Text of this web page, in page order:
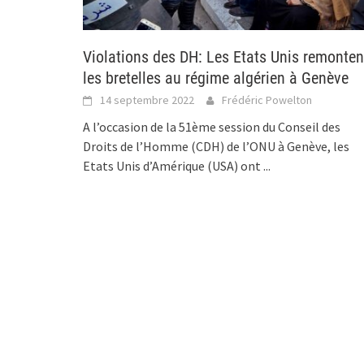
Violations des DH: Les Etats Unis
les bretelles au régime algérien à Genève
14 septembre 2022 Frédéric Powelton
A l’occasion de la 51ème session du Conseil des
Droits de l’Homme (CDH) de l’ONU à Genève, les
Etats Unis d’Amérique (USA) ont ...